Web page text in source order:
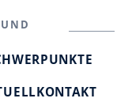
KONTAKT